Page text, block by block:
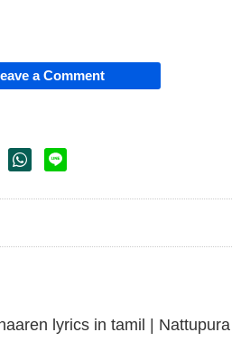
a Comment
lyrics in tamil | Nattupura